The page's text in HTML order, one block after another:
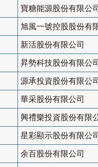
寶糖能源股份有限公司
旭風一號控股股份有
新活股份有限公司
昇勢科技股份有限公司
源承投資股份有限公司
華采股份有限公司
興禮樂投資股份有限
星彩顯示股份有限公司
余百股份有限公司